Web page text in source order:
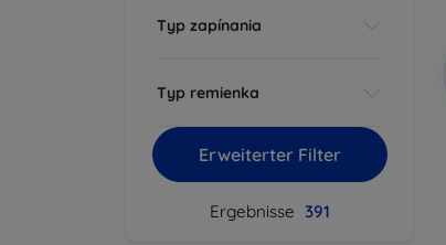
Typ zapínania
Typ remienka
Erweiterter Filter
Ergebnisse 391